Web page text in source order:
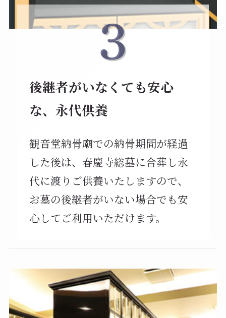
後継者がいなくても安心
な、永代供養
観音堂納骨廟での納骨期間が経過
した後は、春慶寺総墓に合葬し永
代に渡りご供養いたしますので、
お墓の後継者がいない場合でも安
心してご利用いただけます。